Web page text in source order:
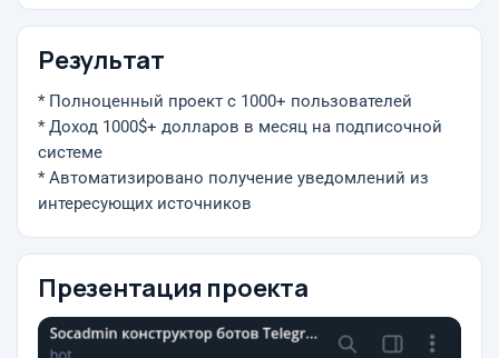
Результат
* Полноценный проект с 1000+ пользователей
* Доход 1000$+ долларов в месяц на подписочной
системе
* Автоматизировано получение уведомлений из
интересующих источников
Презентация проекта